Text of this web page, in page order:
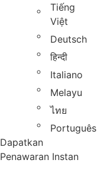
Tiếng
Việt
Deutsch
हिन्दी
Italiano
Melayu
ไทย
Português
Dapatkan
Penawaran Instan